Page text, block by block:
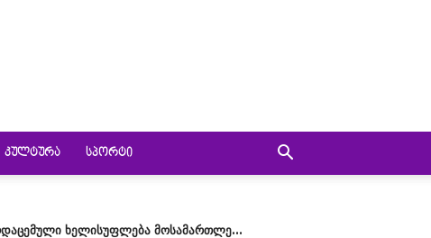
ᲙᲣᲚᲢᲣᲠᲐ ᲡᲞᲝᲠᲢᲘ
ხელისუფლება მოსამართლე...